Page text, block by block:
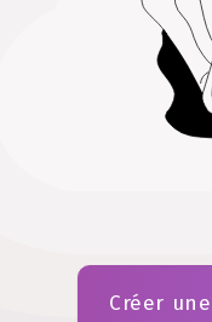
Créer